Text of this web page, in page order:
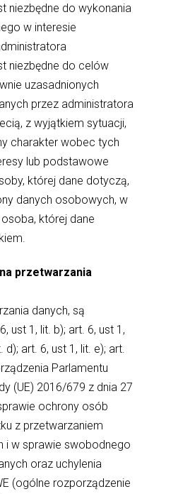
niezbędne do wykonania
w interesie
niezbędne do celów
uzasadnionych
przez administratora
z wyjątkiem sytuacji,
charakter wobec tych
lub podstawowe
której dane dotyczą,
danych osobowych, w
której dane
przetwarzania
danych, są
ust 1, lit. b); art. 6, ust 1,
d); art. 6, ust 1, lit. e); art.
Parlamentu
(UE) 2016/679 z dnia 27
ochrony osób
z przetwarzaniem
i w sprawie swobodnego
oraz uchylenia
(ogólne rozporządzenie